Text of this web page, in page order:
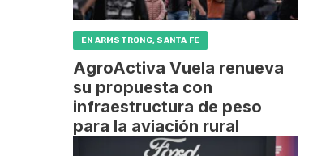
EN ARMSTRONG, SANTA FE
AgroActiva Vuela renueva
su propuesta con
infraestructura de peso
para la aviación rural